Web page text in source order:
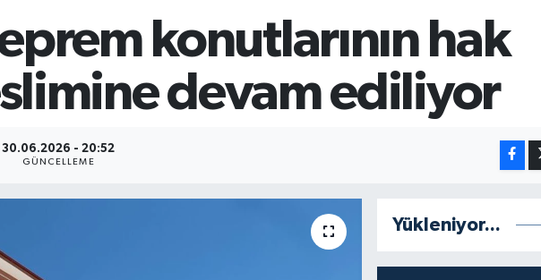
64,4811
GRAM ALTIN
6660.55
%0
BİST100
13.779
%-14
konutlarının hak
devam ediliyor
30.06.2026 - 20:52
GÜNCELLEME
Yükleniyor...